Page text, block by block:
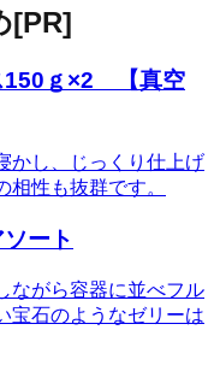
[PR]
ｇ×2 【真空
かし、じっくり仕上げ
性も抜群です。
ート
ながら容器に並べフル
宝石のようなゼリーは